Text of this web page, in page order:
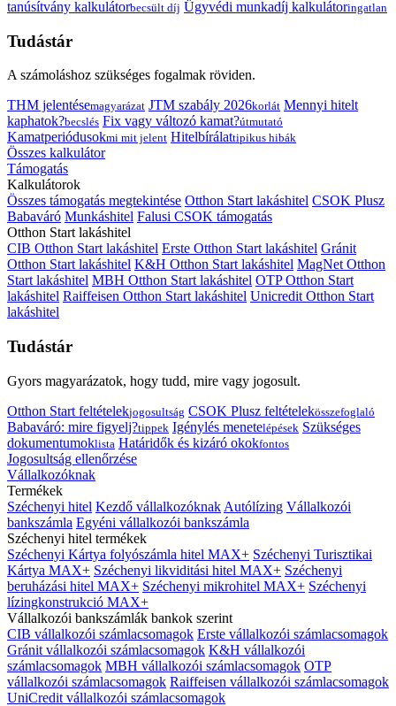
tanúsítvány kalkulátorbecsült díj Ügyvédi munkadíj kalkulátoringatlan
Tudástár
A számoláshoz szükséges fogalmak röviden.
THM jelentésemagyarázat JTM szabály 2026korlát Mennyi hitelt
kaphatok?becslés Fix vagy változó kamat?útmutató
Kamatperiódusokmi mit jelent Hitelbírálattipikus hibák
Összes kalkulátor
Támogatás
Kalkulátorok
Összes támogatás megtekintése Otthon Start lakáshitel CSOK Plusz
Babaváró Munkáshitel Falusi CSOK támogatás
Otthon Start lakáshitel
CIB Otthon Start lakáshitel Erste Otthon Start lakáshitel Gránit
Otthon Start lakáshitel K&H Otthon Start lakáshitel MagNet Otthon
Start lakáshitel MBH Otthon Start lakáshitel OTP Otthon Start
lakáshitel Raiffeisen Otthon Start lakáshitel Unicredit Otthon Start
lakáshitel
Tudástár
Gyors magyarázatok, hogy tudd, mire vagy jogosult.
Otthon Start feltételekjogosultság CSOK Plusz feltételekösszefoglaló
Babaváró: mire figyelj?tippek Igénylés menetelépések Szükséges
dokumentumoklista Határidők és kizáró okokfontos
Jogosultság ellenőrzése
Vállalkozóknak
Termékek
Széchenyi hitel Kezdő vállalkozóknak Autólízing Vállalkozói
bankszámla Egyéni vállalkozói bankszámla
Széchenyi hitel termékek
Széchenyi Kártya folyószámla hitel MAX+ Széchenyi Turisztikai
Kártya MAX+ Széchenyi likviditási hitel MAX+ Széchenyi
beruházási hitel MAX+ Széchenyi mikrohitel MAX+ Széchenyi
lízingkonstrukció MAX+
Vállalkozói bankszámlák bankok szerint
CIB vállalkozói számlacsomagok Erste vállalkozói számlacsomagok
Gránit vállalkozói számlacsomagok K&H vállalkozói
számlacsomagok MBH vállalkozói számlacsomagok OTP
vállalkozói számlacsomagok Raiffeisen vállalkozói számlacsomagok
UniCredit vállalkozói számlacsomagok